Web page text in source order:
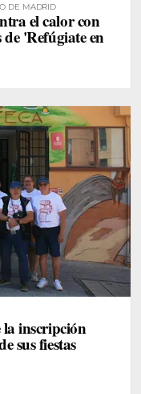
DE MADRID
el calor con
'Refúgiate en
la inscripción
sus fiestas